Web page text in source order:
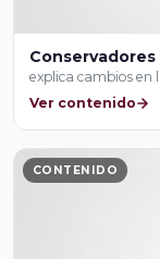
Conservadores
explica cambios en
Ver contenido
CONTENIDO